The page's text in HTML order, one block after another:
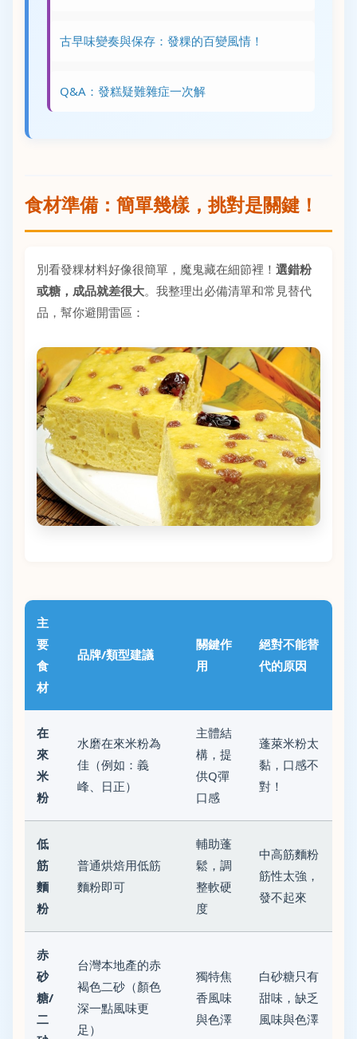
古早味變奏與保存：發粿的百變風情！
Q&A：發糕疑難雜症一次解
食材準備：簡單幾樣，挑對是關鍵！
別看發粿材料好像很簡單，魔鬼藏在細節裡！ 選錯粉
或糖，成品就差很大。我整理出必備清單和常見替代
品，幫你避開雷區：
主
要
食
材
品牌/類型建議
關鍵作
用
絕對不能替
代的原因
在
來
米
粉
水磨在來米粉為
佳（例如：義
峰、日正）
主體結
構，提
供Q彈
口感
蓬萊米粉太
黏，口感不
對！
低
筋
麵
粉
普通烘焙用低筋
麵粉即可
輔助蓬
鬆，調
整軟硬
度
中高筋麵粉
筋性太強，
發不起來
赤
砂
糖/
二
台灣本地產的赤
褐色二砂（顏色
深一點風味更
足）
獨特焦
香風味
與色澤
白砂糖只有
甜味，缺乏
風味與色澤